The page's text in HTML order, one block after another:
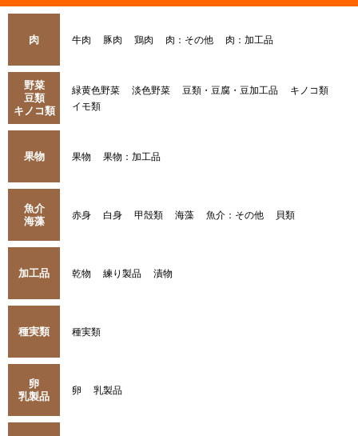
肉 牛肉 豚肉 鶏肉 肉：その他 肉：加工品
野菜
豆類
キノコ類
緑黄色野菜 淡色野菜 豆類・豆腐・豆加工品
キノコ類
イモ類
果物 果物 果物：加工品
魚介
海藻
赤身 白身 甲殻類 海藻 魚介：その他 貝類
加工品 乾物 練り製品 漬物
種実類 種実類
卵
乳製品
卵 乳製品